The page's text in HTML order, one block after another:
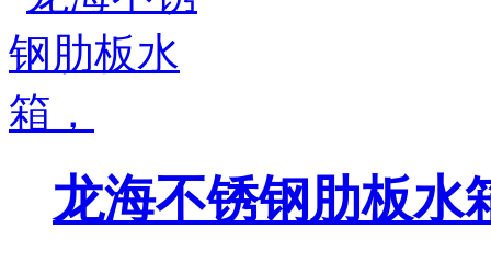
龙海不锈钢肋板水